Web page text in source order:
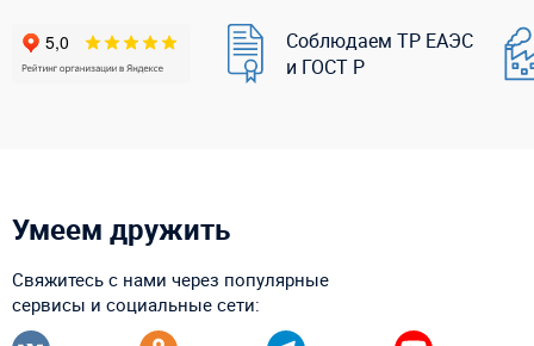
Соблюдаем ТР ЕАЭС
и ГОСТ Р
Умеем дружить
Свяжитесь с нами через популярные
сервисы и социальные сети: